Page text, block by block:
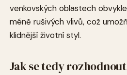
venkovských oblastech
méně rušivých vlivů, což
klidnější životní styl.
Jak se tedy